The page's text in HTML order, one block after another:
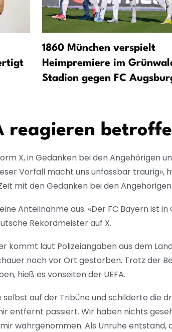
1860 München verspielt
Heimpremiere im
Stadion gegen FC
reagieren
X, in Gedanken bei den Angehörigen
Vorfall macht uns unfassbar traurig»,
mit den Gedanken bei den Angehörigen
Anteilnahme aus. «Der FC Bayern ist
Rekordmeister auf X.
kommt laut Polizeiangaben aus dem
noch vor Ort gestorben. Trotz der
hieß es vonseiten der UEFA.
auf der Tribüne und schilderte die
entfernt passiert. Wir haben nichts
wahrgenommen. Als Unruhe entstand,